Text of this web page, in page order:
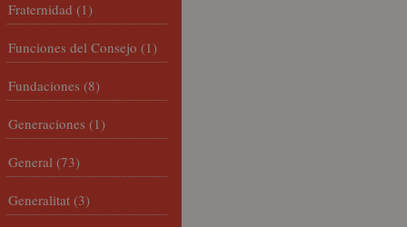
Fraternidad (1)
Funciones del Consejo (1)
Fundaciones (8)
Generaciones (1)
General (73)
Generalitat (3)